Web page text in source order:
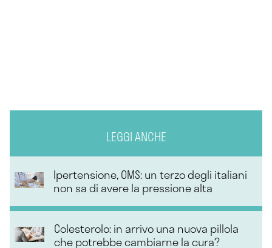
LEGGI ANCHE
Ipertensione, OMS: un terzo degli italiani
non sa di avere la pressione alta
Colesterolo: in arrivo una nuova pillola
che potrebbe cambiarne la cura?